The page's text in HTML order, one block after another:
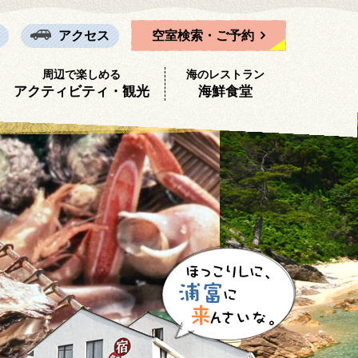
アクセス 空室検索・ ご予約
周辺で楽しめる
アクティビティ・観光
海のレストラン
海鮮食堂